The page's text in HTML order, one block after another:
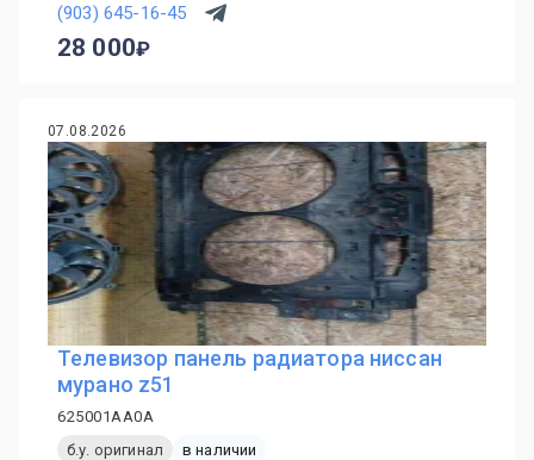
(903) 645-16-45
28 000
07.08.2026
Телевизор панель радиатора ниссан
мурано z51
625001AA0A
б.у. оригинал
в наличии